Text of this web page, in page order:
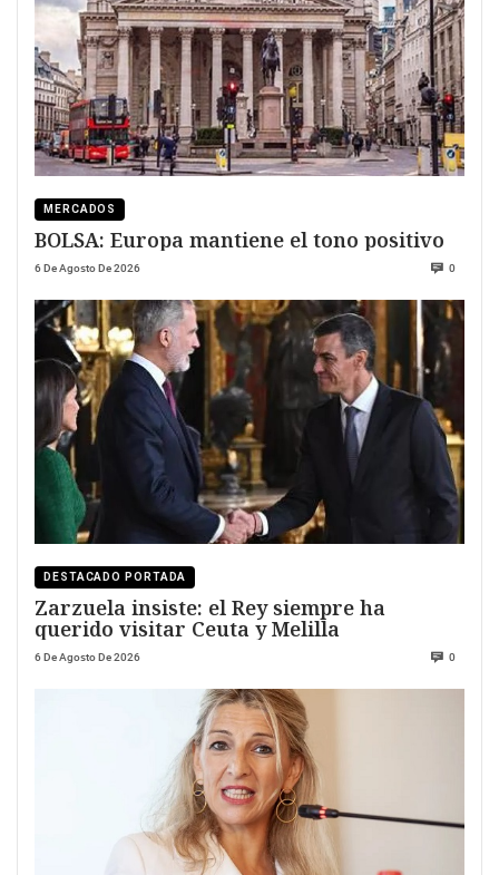
MERCADOS
BOLSA: Europa mantiene el tono positivo
6 De Agosto De 2026 0
DESTACADO PORTADA
Zarzuela insiste: el Rey siempre ha
querido visitar Ceuta y Melilla
6 De Agosto De 2026 0